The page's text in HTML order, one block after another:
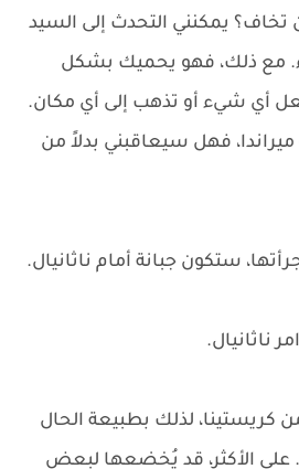
تخاف؟ يمكنني التحدث إلى السيد
مع ذلك، فهو يحميك بشكل
أي شيء أو تذهب إلى أي مكان.
فهل سيعاقبني بدلاً من
ستكون جبانة أمام ناثانيال.
ناثانيال.
كريستينا، لذلك بطبيعة الحال
على الأكثر، قد يُخضعها لبعض